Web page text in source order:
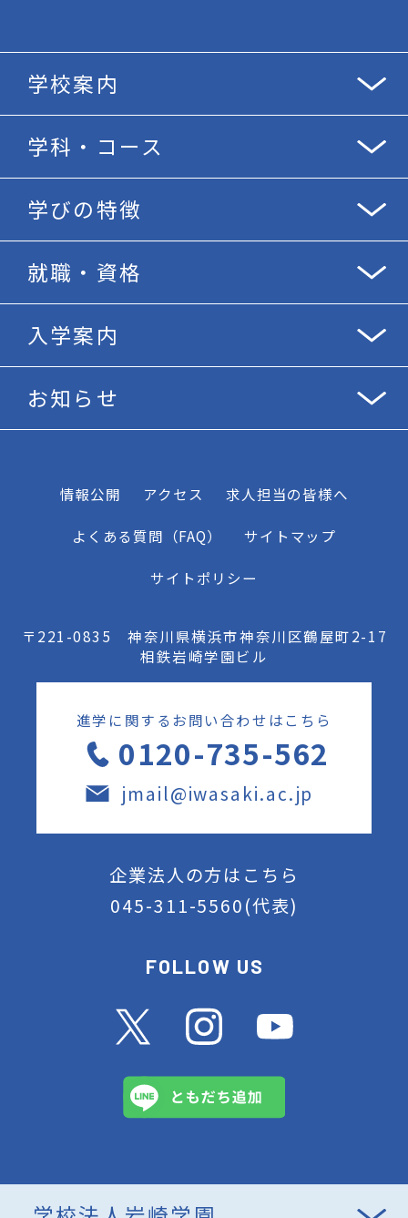
学校案内
学科・コース
学びの特徴
就職・資格
入学案内
お知らせ
情報公開 アクセス 求人担当の皆様へ
よくある質問（FAQ） サイトマップ
サイトポリシー
〒221-0835 神奈川県横浜市神奈川区鶴屋町2-17
相鉄岩崎学園ビル
進学に関するお問い合わせはこちら
0120-735-562
jmail@iwasaki.ac.jp
企業法人の方はこちら
045-311-5560(代表)
FOLLOW US